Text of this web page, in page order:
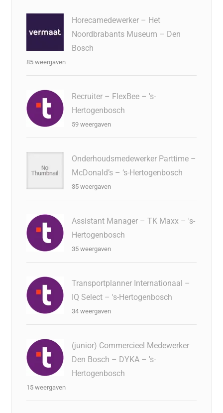
Horecamedewerker – Het
Noordbrabants Museum – Den
Bosch
85 weergaven
Recruiter – FlexBee – 's-
Hertogenbosch
59 weergaven
Onderhoudsmedewerker Parttime –
McDonald’s – ‘s-Hertogenbosch
35 weergaven
Assistant Manager – TK Maxx – 's-
Hertogenbosch
35 weergaven
Transportplanner Internationaal –
IQ Select – 's-Hertogenbosch
34 weergaven
(junior) Commercieel Medewerker
Den Bosch – DYKA – 's-
Hertogenbosch
15 weergaven